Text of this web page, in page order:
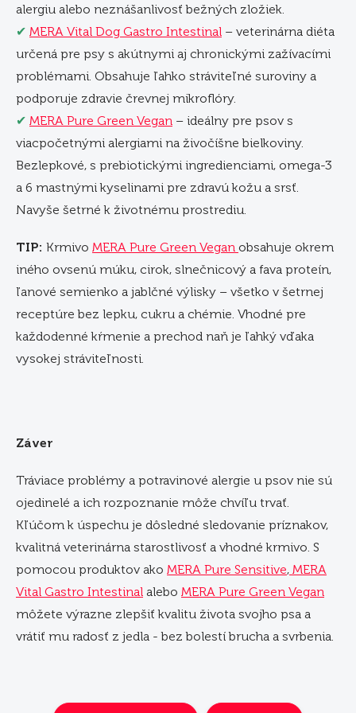
alergiu alebo neznášanlivosť bežných zložiek.
✔ MERA Vital Dog Gastro Intestinal – veterinárna diéta
určená pre psy s akútnymi aj chronickými zažívacími
problémami. Obsahuje ľahko stráviteľné suroviny a
podporuje zdravie črevnej mikroflóry.
✔ MERA Pure Green Vegan – ideálny pre psov s
viacpočetnými alergiami na živočíšne bielkoviny.
Bezlepkové, s prebiotickými ingredienciami, omega-3
a 6 mastnými kyselinami pre zdravú kožu a srsť.
Navyše šetrné k životnému prostrediu.
TIP: Krmivo MERA Pure Green Vegan obsahuje okrem
iného ovsenú múku, cirok, slnečnicový a fava proteín,
ľanové semienko a jablčné výlisky – všetko v šetrnej
receptúre bez lepku, cukru a chémie. Vhodné pre
každodenné kŕmenie a prechod naň je ľahký vďaka
vysokej stráviteľnosti.
Záver
Tráviace problémy a potravinové alergie u psov nie sú
ojedinelé a ich rozpoznanie môže chvíľu trvať.
Kľúčom k úspechu je dôsledné sledovanie príznakov,
kvalitná veterinárna starostlivosť a vhodné krmivo. S
pomocou produktov ako MERA Pure Sensitive, MERA
Vital Gastro Intestinal alebo MERA Pure Green Vegan
môžete výrazne zlepšiť kvalitu života svojho psa a
vrátiť mu radosť z jedla - bez bolestí brucha a svrbenia.